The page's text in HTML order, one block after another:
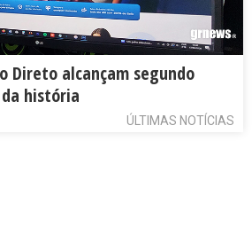
Direto alcançam segundo
história
ÚLTIMAS NOTÍCIAS